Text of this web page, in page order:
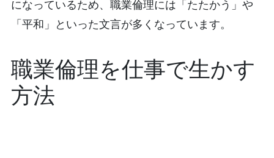
になっているため、職業倫理には「たたかう」や
「平和」といった文言が多くなっています。
職業倫理を仕事で生かす
方法